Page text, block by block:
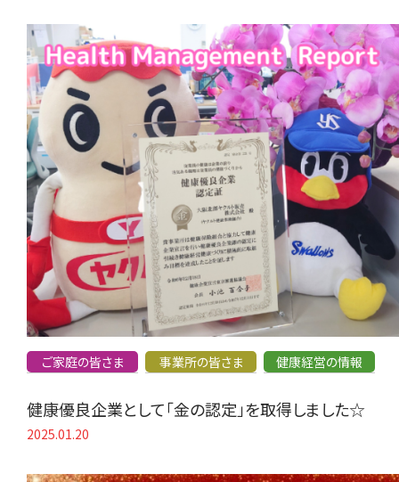
ご家庭の皆さま 事業所の皆さま 健康経営の情報
健康優良企業として「金の認定」を取得しました☆
2025.01.20